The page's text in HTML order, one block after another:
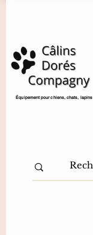
​Équipement pour chiens, chats, lapins